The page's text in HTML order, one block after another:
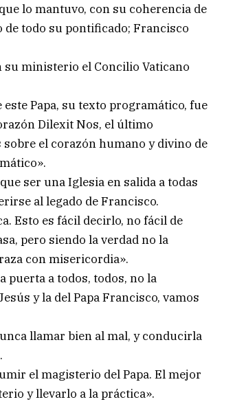
lo mantuvo, con su coherencia de
de todo su pontificado; Francisco
ministerio el Concilio Vaticano
Papa, su texto programático, fue
Dilexit Nos, el último
sobre el corazón humano y divino de
ser una Iglesia en salida a todas
al legado de Francisco.
Esto es fácil decirlo, no fácil de
pero siendo la verdad no la
con misericordia».
puerta a todos, todos, no la
y la del Papa Francisco, vamos
llamar bien al mal, y conducirla
el magisterio del Papa. El mejor
y llevarlo a la práctica».